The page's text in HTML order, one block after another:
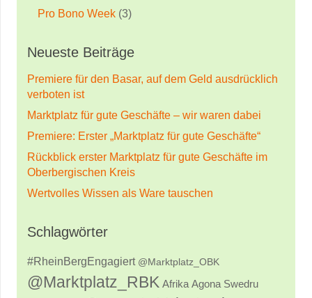
Pro Bono Week (3)
Neueste Beiträge
Premiere für den Basar, auf dem Geld ausdrücklich
verboten ist
Marktplatz für gute Geschäfte – wir waren dabei
Premiere: Erster „Marktplatz für gute Geschäfte“
Rückblick erster Marktplatz für gute Geschäfte im
Oberbergischen Kreis
Wertvolles Wissen als Ware tauschen
Schlagwörter
#RheinBergEngagiert @Marktplatz_OBK
@Marktplatz_RBK Afrika Agona Swedru